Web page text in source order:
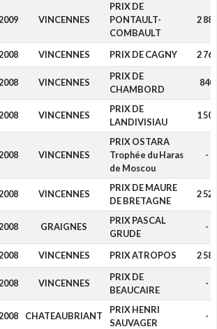
VINCENNES
PRIX DE
PONTAULT-
COMBAULT
2 880
VINCENNES PRIX DE CAGNY 2 760
VINCENNES
PRIX DE
CHAMBORD
840
VINCENNES
PRIX DE
LANDIVISIAU
1 500
VINCENNES
PRIX OSTARA
Trophée du Haras
de Moscou
-
VINCENNES
PRIX DE MAURE
DE BRETAGNE
2 520
GRAIGNES
PRIX PASCAL
GRUDE
-
VINCENNES PRIX ATROPOS 2 580
VINCENNES
PRIX DE
BEAUCAIRE
-
CHATEAUBRIANT
PRIX HENRI
SAUVAGER
-